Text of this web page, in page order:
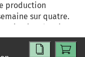
production
sur quatre.
devait
du temps de travail
2007, SIPELID